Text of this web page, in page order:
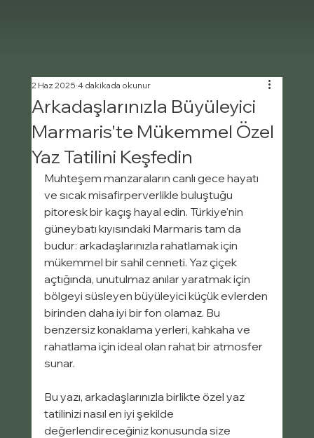
Arkadaşlarınızla Büyüleyici
Marmaris'te Mükemmel Özel
Yaz Tatilini Keşfedin
2 Haz 2025 4 dakikada okunur
Muhteşem manzaraların canlı gece hayatı
ve sıcak misafirperverlikle buluştuğu
pitoresk bir kaçış hayal edin. Türkiye'nin
güneybatı kıyısındaki Marmaris tam da
budur: arkadaşlarınızla rahatlamak için
mükemmel bir sahil cenneti. Yaz çiçek
açtığında, unutulmaz anılar yaratmak için
bölgeyi süsleyen büyüleyici küçük evlerden
birinden daha iyi bir fon olamaz. Bu
benzersiz konaklama yerleri, kahkaha ve
rahatlama için ideal olan rahat bir atmosfer
sunar.
Bu yazı, arkadaşlarınızla birlikte özel yaz
tatilinizi nasıl en iyi şekilde
değerlendireceğiniz konusunda size